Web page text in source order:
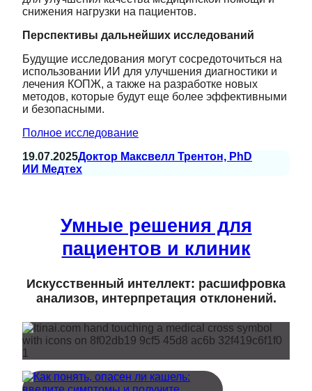
снижения нагрузки на пациентов.
Перспективы дальнейших исследований
Будущие исследования могут сосредоточиться на
использовании ИИ для улучшения диагностики и
лечения КОПЖ, а также на разработке новых
методов, которые будут еще более эффективными
и безопасными.
Полное исследование
19.07.2025Доктор Максвелл Трентон, PhD
ИИ Медтех
Умные решения для
пациентов и клиник
Искусственный интеллект: расшифровка
анализов, интерпретация отклонений.